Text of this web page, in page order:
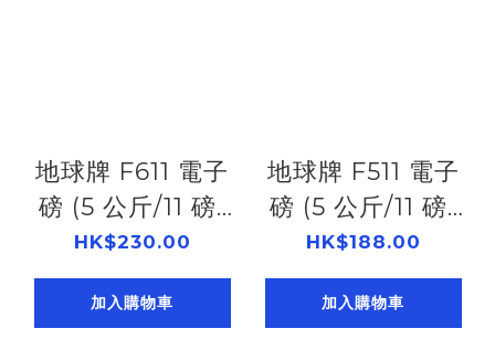
地球牌 F611 電子
磅 (5 公斤/11 磅)
505532611
HK$230.00
加入購物車
地球牌 F511 電子
磅 (5 公斤/11 磅)
505532511
HK$188.00
加入購物車